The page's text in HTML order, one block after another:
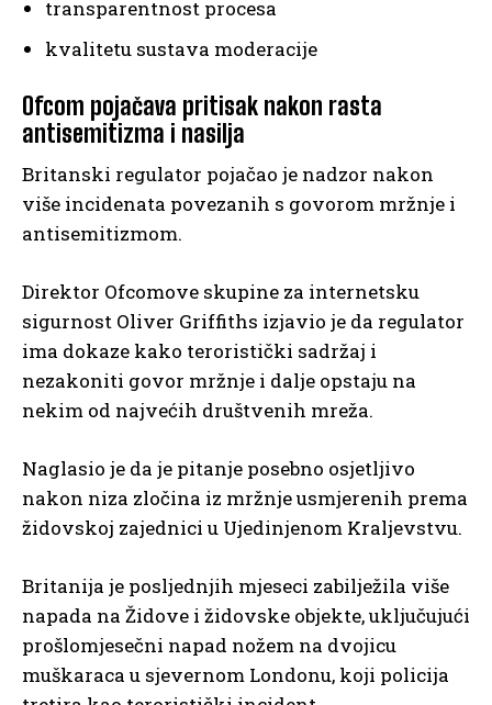
transparentnost procesa
kvalitetu sustava moderacije
Ofcom pojačava pritisak nakon rasta
antisemitizma i nasilja
Britanski regulator pojačao je nadzor nakon
više incidenata povezanih s govorom mržnje i
antisemitizmom.
Direktor Ofcomove skupine za internetsku
sigurnost Oliver Griffiths izjavio je da regulator
ima dokaze kako teroristički sadržaj i
nezakoniti govor mržnje i dalje opstaju na
nekim od najvećih društvenih mreža.
Naglasio je da je pitanje posebno osjetljivo
nakon niza zločina iz mržnje usmjerenih prema
židovskoj zajednici u Ujedinjenom Kraljevstvu.
Britanija je posljednjih mjeseci zabilježila više
napada na Židove i židovske objekte, uključujući
prošlomjesečni napad nožem na dvojicu
muškaraca u sjevernom Londonu, koji policija